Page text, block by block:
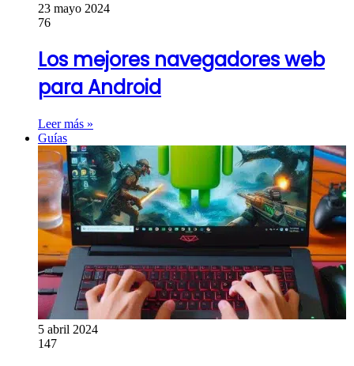
23 mayo 2024
76
Los mejores navegadores web
para Android
Leer más »
Guías
5 abril 2024
147